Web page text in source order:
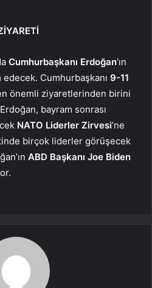
Cumhurbaşkanı Erdoğan‘ın
Cumhurbaşkanı 9-11
önemli ziyaretlerinden birini
bayram sonrası
NATO Liderler Zirvesi’ne
birçok liderler görüşecek
ABD Başkanı Joe Biden